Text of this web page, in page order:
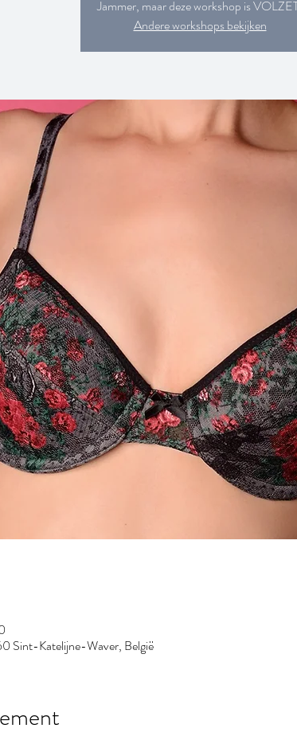
Jammer, maar deze workshop is
Andere workshops bekijken
Sint-Katelijne-Waver, België